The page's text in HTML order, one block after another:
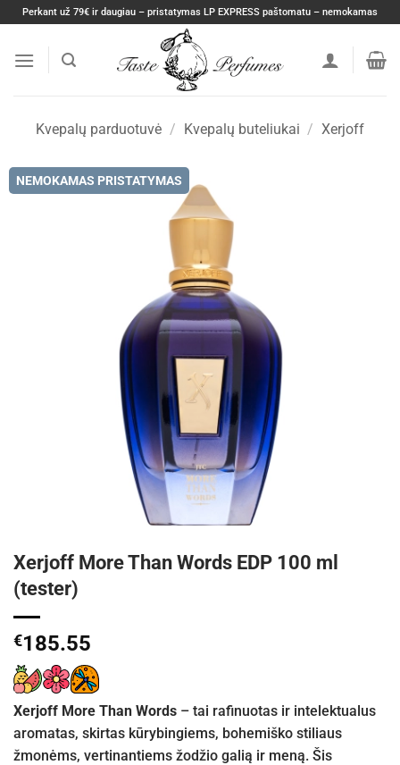
Skip
content
Perkant už 79€ ir daugiau – pristatymas LP EXPRESS paštomatu – nemokamas
Kvepalų parduotuvė / Kvepalų buteliukai / Xerjoff
NEMOKAMAS PRISTATYMAS
Xerjoff More Than Words EDP 100 ml
(tester)
€185.55
Xerjoff More Than Words – tai rafinuotas ir intelektualus
aromatas, skirtas kūrybingiems, bohemiško stiliaus
žmonėms, vertinantiems žodžio galią ir meną. Šis